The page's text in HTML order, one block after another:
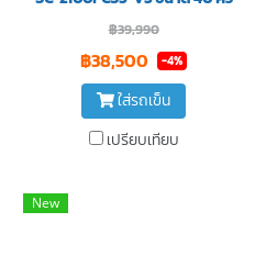
฿39,990
฿38,500 -4%
ใส่รถเข็น
เปรียบเทียบ
New